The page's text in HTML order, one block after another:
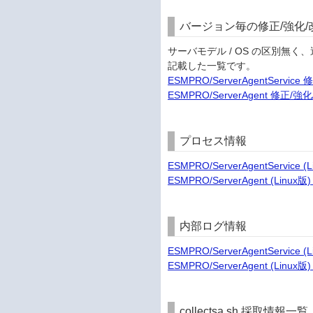
バージョン毎の修正/強化/
サーバモデル / OS の区別無く
記載した一覧です。
ESMPRO/ServerAgentService
ESMPRO/ServerAgent 修正/強
プロセス情報
ESMPRO/ServerAgentService
ESMPRO/ServerAgent (Linux版
内部ログ情報
ESMPRO/ServerAgentService
ESMPRO/ServerAgent (Linux版